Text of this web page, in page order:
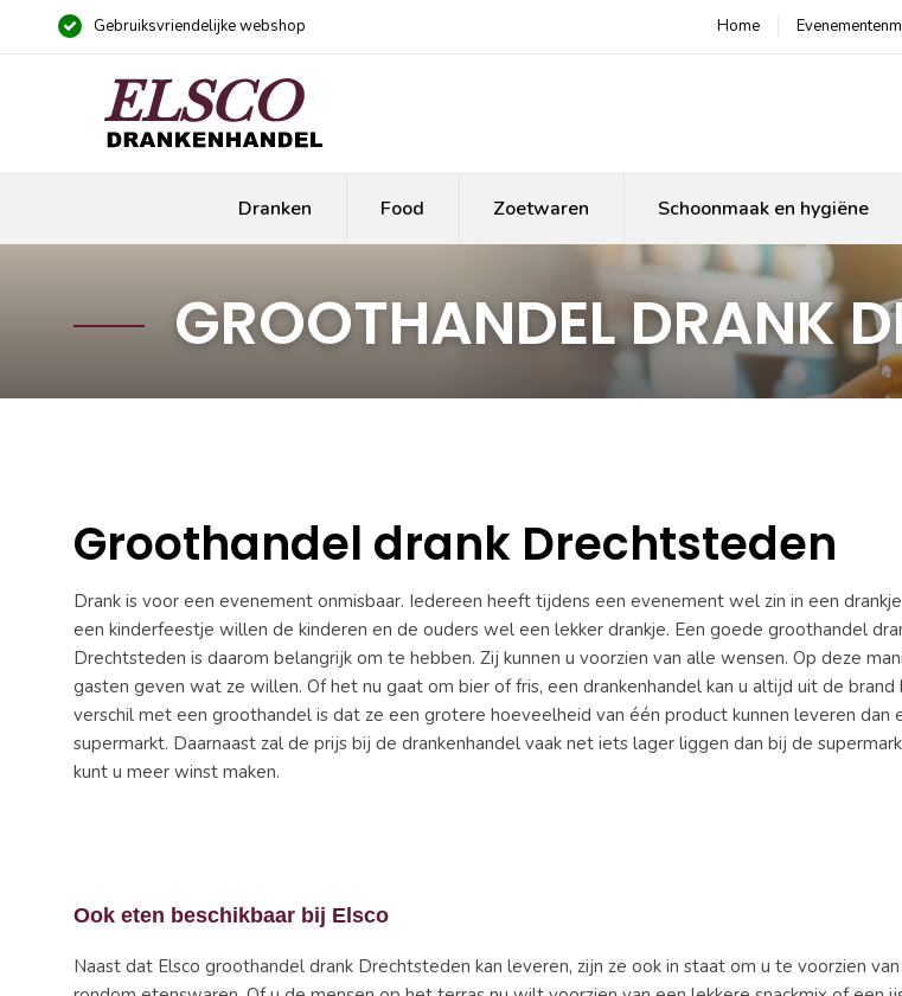
Gebruiksvriendelijke webshop Home
Dranken Food Zoetwaren Schoonmaak en hygiëne
GROOTHANDEL DRANK
Groothandel drank Drechtsteden
Drank is voor een evenement onmisbaar. Iedereen heeft tijdens een evenement wel zin in een
een kinderfeestje willen de kinderen en de ouders wel een lekker drankje. Een goede groothandel
Drechtsteden is daarom belangrijk om te hebben. Zij kunnen u voorzien van alle wensen. Op deze
gasten geven wat ze willen. Of het nu gaat om bier of fris, een drankenhandel kan u altijd uit de
verschil met een groothandel is dat ze een grotere hoeveelheid van één product kunnen leveren dan
supermarkt. Daarnaast zal de prijs bij de drankenhandel vaak net iets lager liggen dan bij de
kunt u meer winst maken.
Ook eten beschikbaar bij Elsco
Naast dat Elsco groothandel drank Drechtsteden kan leveren, zijn ze ook in staat om u te voorzien